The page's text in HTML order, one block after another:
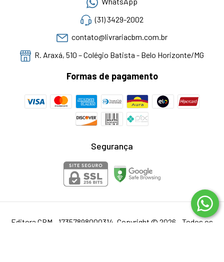
(31) 3429-2002
contato@livrariacbm.com.br
R. Araxá, 510 – Colégio Batista - Belo Horizonte/MG
Formas de pagamento
Segurança
Editora CBM - 17357898000314. Copyright © 2026 - Todos os